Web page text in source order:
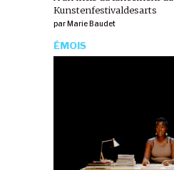
Kunstenfestivaldesarts
par Marie Baudet
ÉMOIS